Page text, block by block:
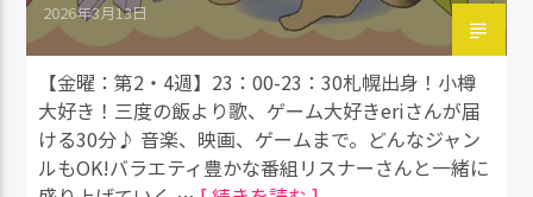
2026年3月13日
【金曜：第2・4週】23：00-23：30札幌出身！小樽
大好き！三度の飯より歌、ゲーム大好きeriさんが届
ける30分♪ 音楽、映画、ゲームまで。どんなジャン
ルもOK!バラエティ豊かな番組リスナーさんと一緒に